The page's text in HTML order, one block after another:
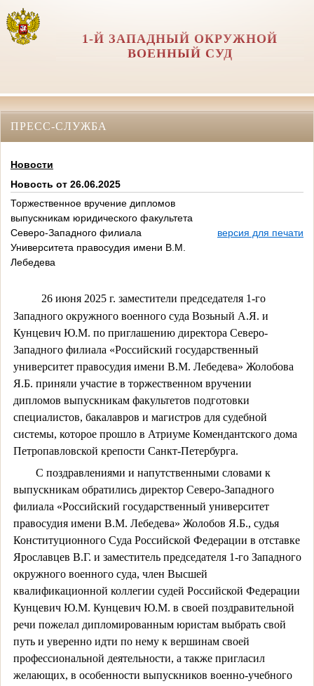
1-Й ЗАПАДНЫЙ ОКРУЖНОЙ
ВОЕННЫЙ СУД
ПРЕСС-СЛУЖБА
Новости
Новость от 26.06.2025
Торжественное вручение дипломов
выпускникам юридического факультета
Северо-Западного филиала
Университета правосудия имени В.М.
Лебедева
версия для печати
26 июня 2025 г. заместители председателя 1-го
Западного окружного военного суда Возьный А.Я. и
Кунцевич Ю.М. по приглашению директора Северо-
Западного филиала «Российский государственный
университет правосудия имени В.М. Лебедева» Жолобова
Я.Б. приняли участие в торжественном вручении
дипломов выпускникам факультетов подготовки
специалистов, бакалавров и магистров для судебной
системы, которое прошло в Атриуме Комендантского дома
Петропавловской крепости Санкт-Петербурга.
С поздравлениями и напутственными словами к
выпускникам обратились директор Северо-Западного
филиала «Российский государственный университет
правосудия имени В.М. Лебедева» Жолобов Я.Б., судья
Конституционного Суда Российской Федерации в отставке
Ярославцев В.Г. и заместитель председателя 1-го Западного
окружного военного суда, член Высшей
квалификационной коллегии судей Российской Федерации
Кунцевич Ю.М. Кунцевич Ю.М. в своей поздравительной
речи пожелал дипломированным юристам выбрать свой
путь и уверенно идти по нему к вершинам своей
профессиональной деятельности, а также пригласил
желающих, в особенности выпускников военно-учебного